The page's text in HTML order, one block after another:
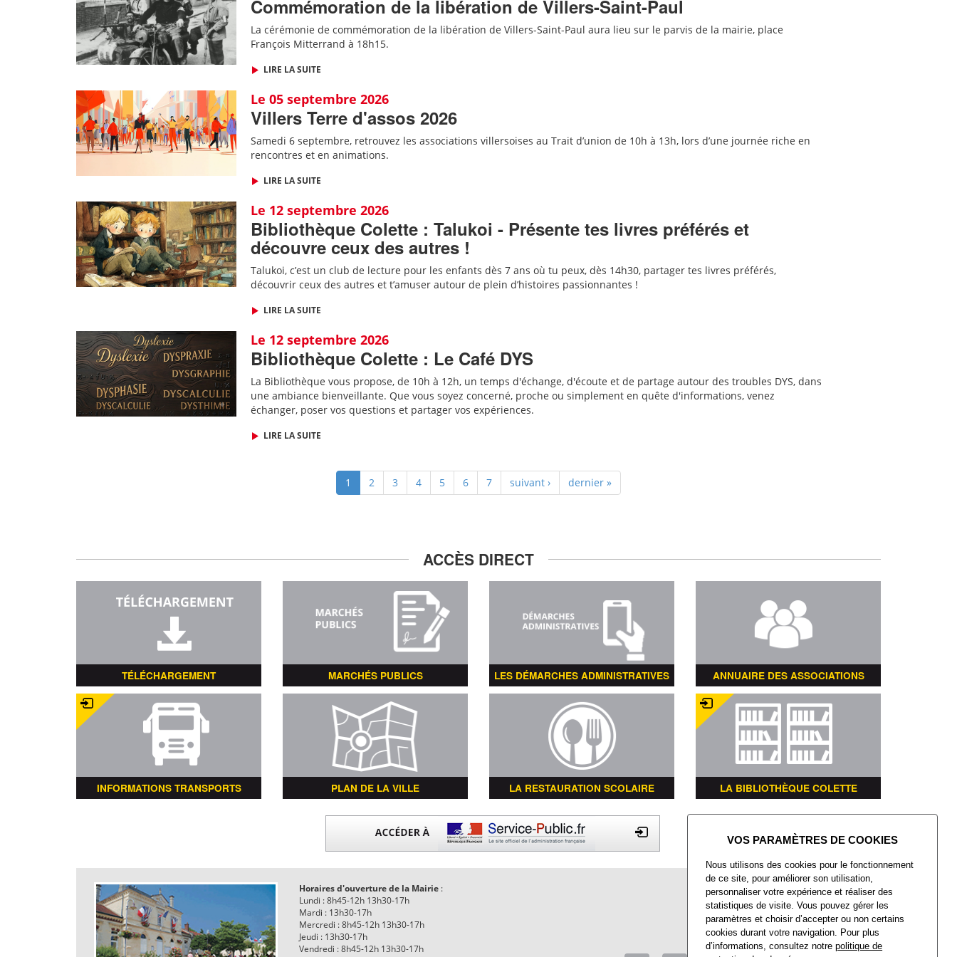
Commémoration de la libération de Villers-Saint-Paul
La cérémonie de commémoration de la libération de Villers-Saint-Paul aura lieu sur le parvis de la mairie, place
François Mitterrand à 18h15.
LIRE LA SUITE
Le 05 septembre 2026
Villers Terre d'assos 2026
Samedi 6 septembre, retrouvez les associations villersoises au Trait d’union de 10h à 13h, lors d’une journée riche en
rencontres et en animations.
LIRE LA SUITE
Le 12 septembre 2026
Bibliothèque Colette : Talukoi - Présente tes livres préférés et
découvre ceux des autres !
Talukoi, c’est un club de lecture pour les enfants dès 7 ans où tu peux, dès 14h30, partager tes livres préférés,
découvrir ceux des autres et t’amuser autour de plein d’histoires passionnantes !
LIRE LA SUITE
Le 12 septembre 2026
Bibliothèque Colette : Le Café DYS
La Bibliothèque vous propose, de 10h à 12h, un temps d'échange, d'écoute et de partage autour des troubles DYS, dans
une ambiance bienveillante. Que vous soyez concerné, proche ou simplement en quête d'informations, venez
échanger, poser vos questions et partager vos expériences.
LIRE LA SUITE
1 2 3 4 5 6 7 suivant › dernier »
ACCÈS DIRECT
TÉLÉCHARGEMENT MARCHÉS PUBLICS LES DÉMARCHES ADMINISTRATIVES ANNUAIRE DES ASSOCIATIONS
INFORMATIONS TRANSPORTS PLAN DE LA VILLE LA RESTAURATION SCOLAIRE LA BIBLIOTHÈQUE COLETTE
Horaires d'ouverture de la Mairie:
Lundi : 8h45-12h 13h30-17h
Mardi : 13h30-17h
Mercredi : 8h45-12h 13h30-17h
Jeudi : 13h30-17h
Vendredi : 8h45-12h 13h30-17h
Mairie de Villers-Saint-Paul
Place François Mitterrand
Villers-Saint-Paul
60872 Rieux CEDEX
Tél : 03 44 74 48 40
Nous utilisons des cookies pour le fonctionnement
de ce site, pour améliorer son utilisation,
personnaliser votre expérience et réaliser des
statistiques de visite. Vous pouvez gérer les
paramètres et choisir d’accepter ou non certains
cookies durant votre navigation. Pour plus
d’informations, consultez notrepolitique de